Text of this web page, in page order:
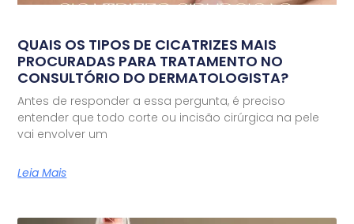
QUAIS OS TIPOS DE CICATRIZES MAIS
PROCURADAS PARA TRATAMENTO NO
CONSULTÓRIO DO DERMATOLOGISTA?
Antes de responder a essa pergunta, é preciso
entender que todo corte ou incisão cirúrgica na pele
vai envolver um
Leia Mais